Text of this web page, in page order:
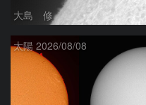
大島 修
太陽 2026/08/08